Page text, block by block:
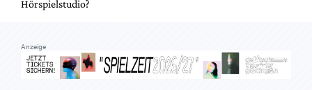
Hörspielstudio?
Anzeige